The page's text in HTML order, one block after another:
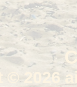
© 2026